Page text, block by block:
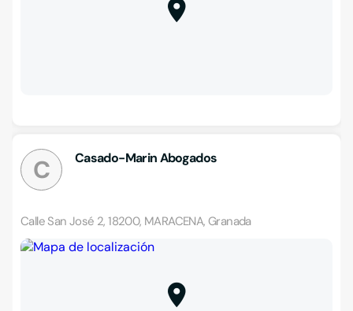
C Casado-Marin Abogados
Calle San José 2, 18200, MARACENA, Granada